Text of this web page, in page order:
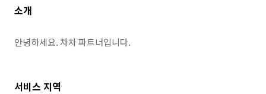
소개
안녕하세요. 차차 파트너입니다.
서비스 지역